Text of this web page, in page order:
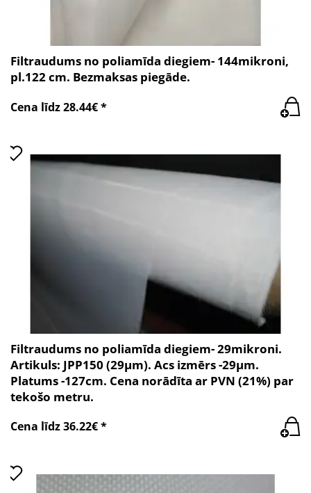
Filtraudums no poliamīda diegiem- 144mikroni,
pl.122 cm. Bezmaksas piegāde.
Cena līdz 28.44€ *
Filtraudums no poliamīda diegiem- 29mikroni.
Artikuls: JPP150 (29µm). Acs izmērs -29µm.
Platums -127cm. Cena norādīta ar PVN (21%) par
tekošo metru.
Cena līdz 36.22€ *